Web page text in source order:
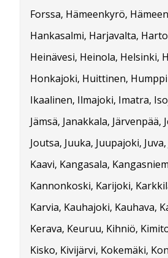
Forssa, Hämeenkyrö,
Hankasalmi, Harjavalta,
Heinävesi, Heinola, Helsinki,
Honkajoki, Huittinen,
Ikaalinen, Ilmajoki, Imatra,
Jämsä, Janakkala, Järvenpää,
Joutsa, Juuka, Juupajoki,
Kaavi, Kangasala,
Kannonkoski, Karijoki,
Karvia, Kauhajoki, Kauhava,
Kerava, Keuruu, Kihniö,
Kisko, Kivijärvi, Kokemäki,